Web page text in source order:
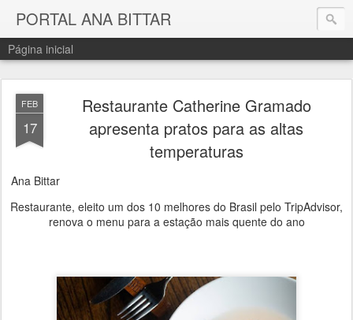
PORTAL ANA BITTAR
Página inicial
FEB
17
Restaurante Catherine Gramado
apresenta pratos para as altas
temperaturas
Ana Bittar
Restaurante, eleito um dos 10 melhores do Brasil pelo TripAdvisor,
renova o menu para a estação mais quente do ano